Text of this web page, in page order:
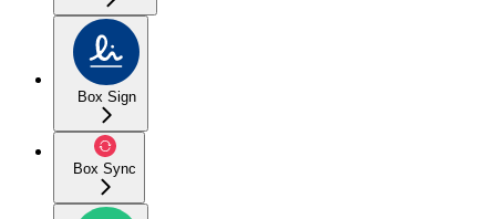
Box Sign
Box Sync